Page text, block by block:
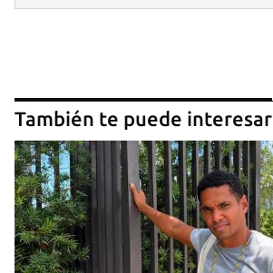
También te puede interesar